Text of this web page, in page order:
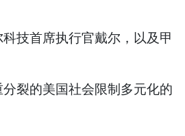
技首席执行官戴尔，以及甲
裂的美国社会限制多元化的